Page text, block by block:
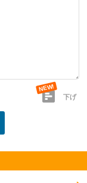
下げ